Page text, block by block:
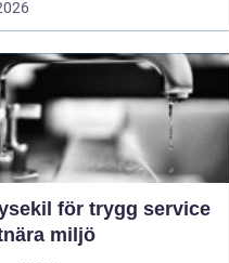
för trygg service
miljö